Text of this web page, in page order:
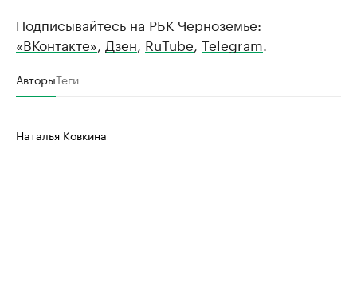
Подписывайтесь на РБК Черноземье:
«ВКонтакте», Дзен, RuTube, Telegram.
АвторыТеги
Наталья Ковкина